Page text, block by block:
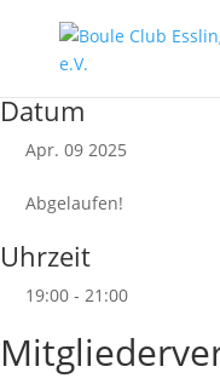
Datum
Apr. 09 2025
Abgelaufen!
Uhrzeit
19:00 - 21:00